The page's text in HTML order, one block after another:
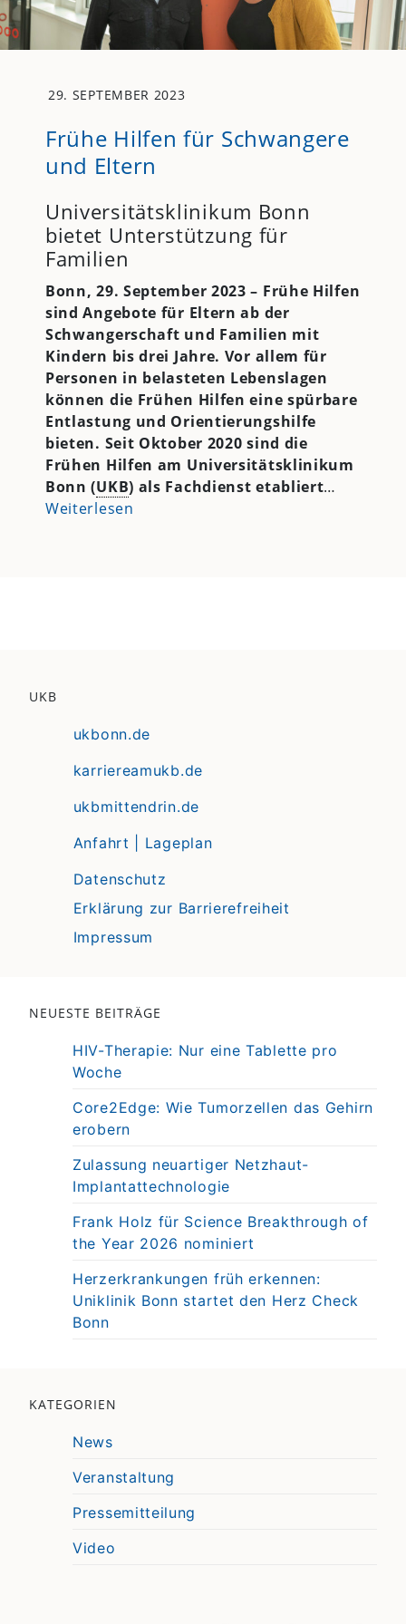
29. SEPTEMBER 2023
Frühe Hilfen für Schwangere
und Eltern
Universitätsklinikum Bonn
bietet Unterstützung für
Familien
Bonn, 29. September 2023 – Frühe Hilfen
sind Angebote für Eltern ab der
Schwangerschaft und Familien mit
Kindern bis drei Jahre. Vor allem für
Personen in belasteten Lebenslagen
können die Frühen Hilfen eine spürbare
Entlastung und Orientierungshilfe
bieten. Seit Oktober 2020 sind die
Frühen Hilfen am Universitätsklinikum
Bonn (UKB) als Fachdienst etabliert…
Weiterlesen
UKB
ukbonn.de
karriereamukb.de
ukbmittendrin.de
Anfahrt | Lageplan
Datenschutz
Erklärung zur Barrierefreiheit
Impressum
NEUESTE BEITRÄGE
HIV-Therapie: Nur eine Tablette pro
Woche
Core2Edge: Wie Tumorzellen das Gehirn
erobern
Zulassung neuartiger Netzhaut-
Implantattechnologie
Frank Holz für Science Breakthrough of
the Year 2026 nominiert
Herzerkrankungen früh erkennen:
Uniklinik Bonn startet den Herz Check
Bonn
KATEGORIEN
News
Veranstaltung
Pressemitteilung
Video